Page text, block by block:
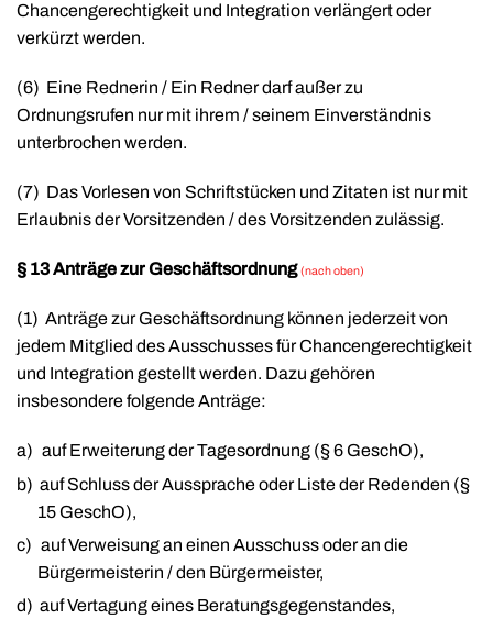
Chancengerechtigkeit und Integration verlängert oder
verkürzt werden.
(6) Eine Rednerin / Ein Redner darf außer zu
Ordnungsrufen nur mit ihrem / seinem Einverständnis
unterbrochen werden.
(7) Das Vorlesen von Schriftstücken und Zitaten ist nur mit
Erlaubnis der Vorsitzenden / des Vorsitzenden zulässig.
§ 13 Anträge zur Geschäftsordnung(nach oben)
(1) Anträge zur Geschäftsordnung können jederzeit von
jedem Mitglied des Ausschusses für Chancengerechtigkeit
und Integration gestellt werden. Dazu gehören
insbesondere folgende Anträge:
a) auf Erweiterung der Tagesordnung (§ 6 GeschO),
b) auf Schluss der Aussprache oder Liste der Redenden (§
15 GeschO),
c) auf Verweisung an einen Ausschuss oder an die
Bürgermeisterin / den Bürgermeister,
d) auf Vertagung eines Beratungsgegenstandes,